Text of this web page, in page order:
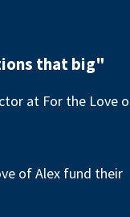
that big"
at For the Love
of Alex fund their